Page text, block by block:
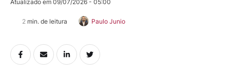
Atualizado em 09/07/2026 - 05:00
2 min. de leitura Paulo Junio